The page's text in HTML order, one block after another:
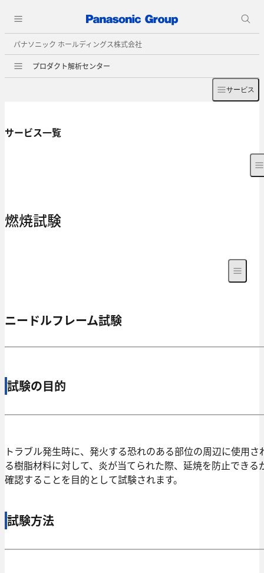
パナソニック ホールディングス株式会社
プロダクト解析センター
サービス
サービス一覧
燃焼試験
ニードルフレーム試験
試験の目的
トラブル発生時に、発火する恐れのある部位の周辺に使用さ
る樹脂材料に対して、炎が当てられた際、延焼を防止できる
確認することを目的として試験されます。
試験方法